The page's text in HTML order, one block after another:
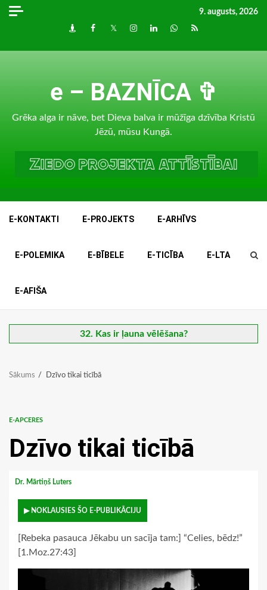
Skip
9. augusts, 2026
DraugiemFacebook
TwitterInstagram
LinkedInwhatsapp
RSS
e – BAZNĪCA ✞
Grēka alga ir nāve, bet Dieva balva ir mūžīga dzīvība Kristū
Jēzū, mūsu Kungā.
E-KONTAKTI E-PROJEKTS E-ARHĪVS
E-POLEMIKA E-BĪBELE E-TICĪBA E-LTA
E-AFIŠA
32. Kas ir ļauna vēlēšana?
Sākums Dzīvo tikai ticībā
E-APCERES
Dzīvo tikai ticībā
Dr. Mārtiņš Luters
▶ NOKLAUSIES ŠO E-PUBLIKĀCIJU
[Rebeka pasauca Jēkabu un sacīja tam:] “Celies, bēdz!”
[1.Moz.27:43]